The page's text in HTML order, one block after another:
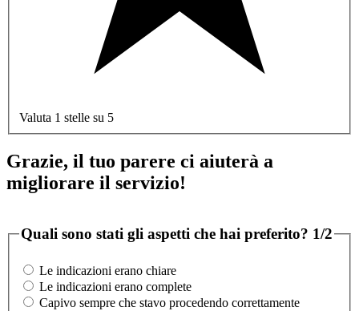
Valuta 1 stelle su 5
Grazie, il tuo parere ci aiuterà a
migliorare il servizio!
Quali sono stati gli aspetti che hai preferito? 1/2
Le indicazioni erano chiare
Le indicazioni erano complete
Capivo sempre che stavo procedendo correttamente